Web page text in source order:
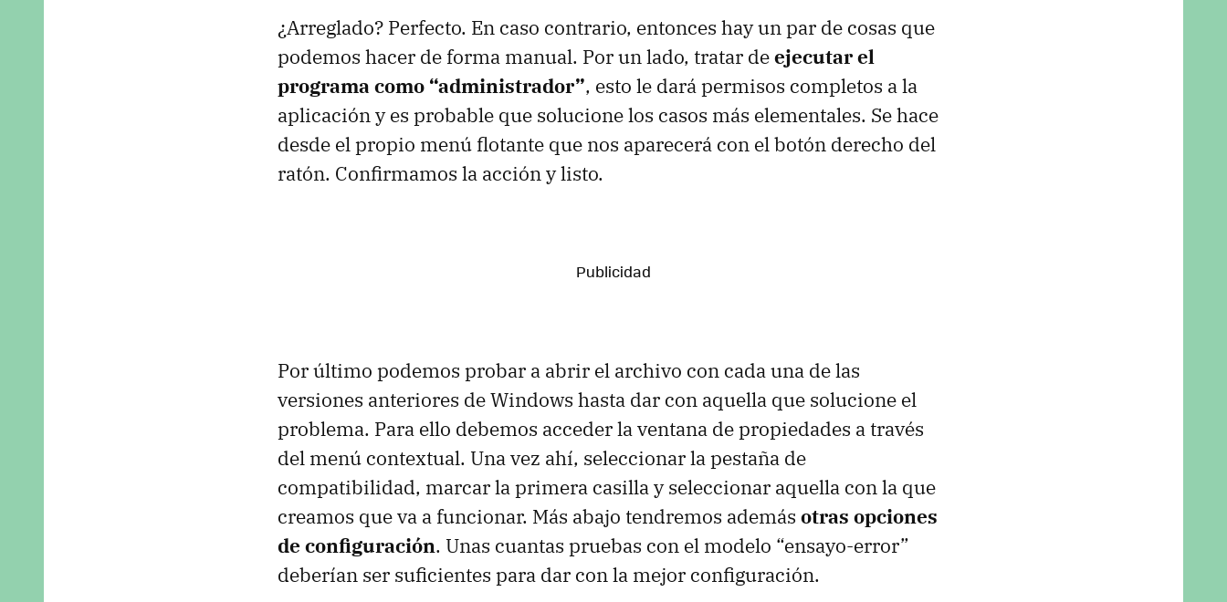
¿Arreglado? Perfecto. En caso contrario, entonces hay un par de cosas que
podemos hacer de forma manual. Por un lado, tratar deejecutar el
programa como “administrador”, esto le dará permisos completos a la
aplicación y es probable que solucione los casos más elementales. Se hace
desde el propio menú flotante que nos aparecerá con el botón derecho del
ratón. Confirmamos la acción y listo.
Por último podemos probar a abrir el archivo con cada una de las
versiones anteriores de Windows hasta dar con aquella que solucione el
problema. Para ello debemos acceder la ventana de propiedades a través
del menú contextual. Una vez ahí, seleccionar la pestaña de
compatibilidad, marcar la primera casilla y seleccionar aquella con la que
creamos que va a funcionar. Más abajo tendremos además otras opciones
de configuración. Unas cuantas pruebas con el modelo “ensayo-error”
deberían ser suficientes para dar con la mejor configuración.